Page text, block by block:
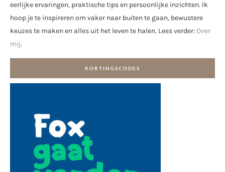
eerlijke ervaringen, praktische tips en persoonlijke inzichten. Ik
hoop je te inspireren om vaker naar buiten te gaan, bewustere
keuzes te maken en alles uit het leven te halen. Lees verder:Over
mij.
KORTINGSCODES